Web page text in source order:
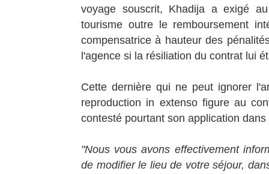
voyage souscrit, Khadija a exigé
tourisme outre le remboursement
compensatrice à hauteur des
l'agence si la résiliation du contrat lui
Cette dernière qui ne peut ignorer
reproduction in extenso figure au
contesté pourtant son application
"Nous vous avons effectivement
de modifier le lieu de votre séjour,